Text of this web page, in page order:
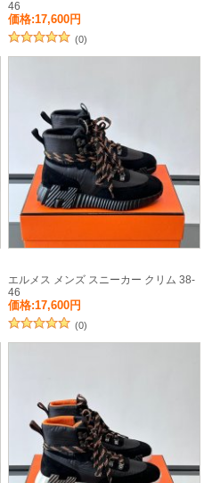
46
価格:17,600円
(0)
エルメス メンズ スニーカー クリム 38-
46
価格:17,600円
(0)